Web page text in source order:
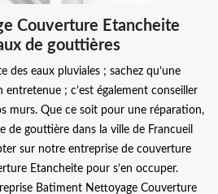
Couverture Etancheite
de gouttières
des eaux pluviales ; sachez qu’une
entretenue ; c’est également conseiller
murs. Que ce soit pour une réparation,
de gouttière dans la ville de Francueil
sur notre entreprise de couverture
Etancheite pour s’en occuper.
Batiment Nettoyage Couverture